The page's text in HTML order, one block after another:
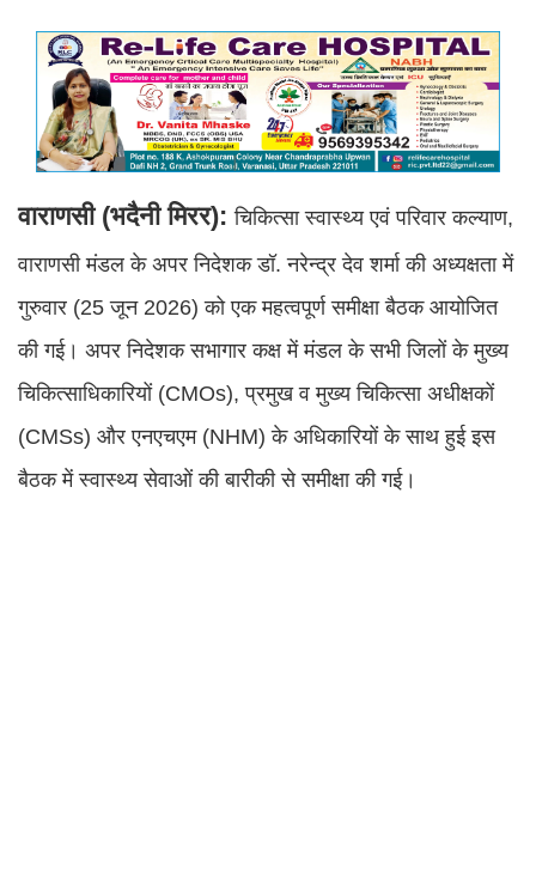
वाराणसी (भदैनी मिरर):चिकित्सा स्वास्थ्य एवं परिवार कल्याण,
वाराणसी मंडल के अपर निदेशक डॉ. नरेन्द्र देव शर्मा की अध्यक्षता में
गुरुवार (25 जून 2026) को एक महत्वपूर्ण समीक्षा बैठक आयोजित
की गई। अपर निदेशक सभागार कक्ष में मंडल के सभी जिलों के मुख्य
चिकित्साधिकारियों (CMOs), प्रमुख व मुख्य चिकित्सा अधीक्षकों
(CMSs) और एनएचएम (NHM) के अधिकारियों के साथ हुई इस
बैठक में स्वास्थ्य सेवाओं की बारीकी से समीक्षा की गई।